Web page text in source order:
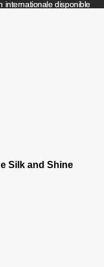
internationale disponible
internationale disponible
Silk and Shine